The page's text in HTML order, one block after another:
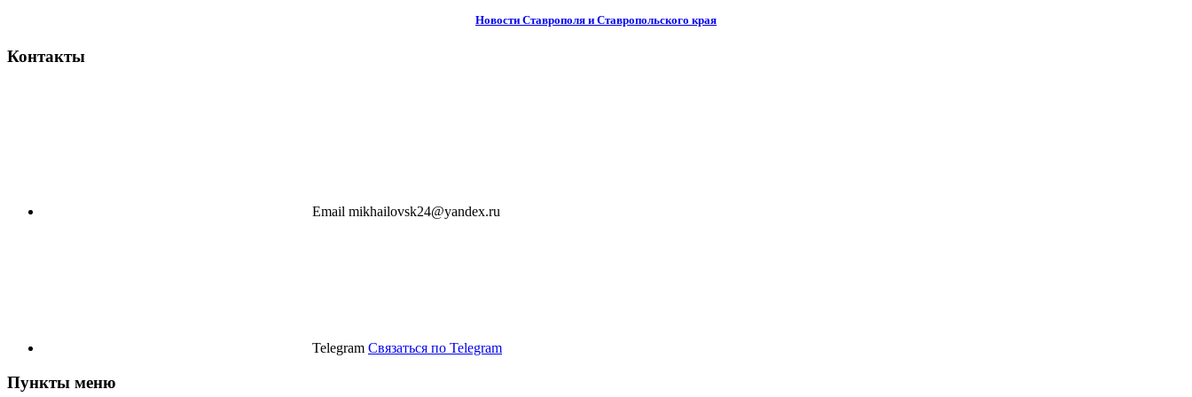
Новости Ставрополя и Ставропольского края
Контакты
Email mikhailovsk24@yandex.ru
Telegram Связаться по Telegram
Пункты меню